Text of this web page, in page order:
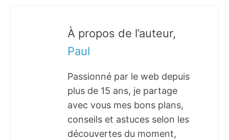
À propos de l’auteur,
Paul
Passionné par le web depuis
plus de 15 ans, je partage
avec vous mes bons plans,
conseils et astuces selon les
découvertes du moment,